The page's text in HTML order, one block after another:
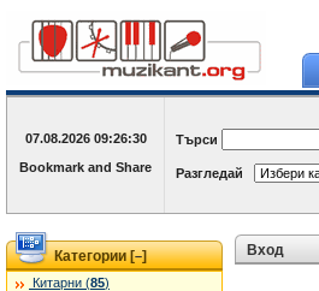
07.08.2026 09:26:30 Търси
Разгледай
Категории [–]
Китарни (85)
Вход